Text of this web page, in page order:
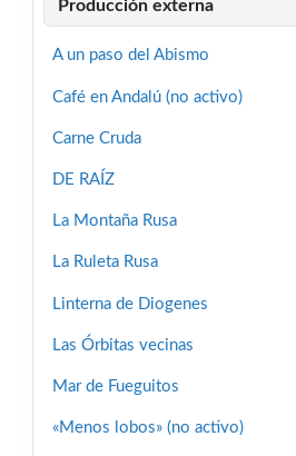
Producción externa
A un paso del Abismo
Café en Andalú (no activo)
Carne Cruda
DE RAÍZ
La Montaña Rusa
La Ruleta Rusa
Linterna de Diogenes
Las Órbitas vecinas
Mar de Fueguitos
«Menos lobos» (no activo)